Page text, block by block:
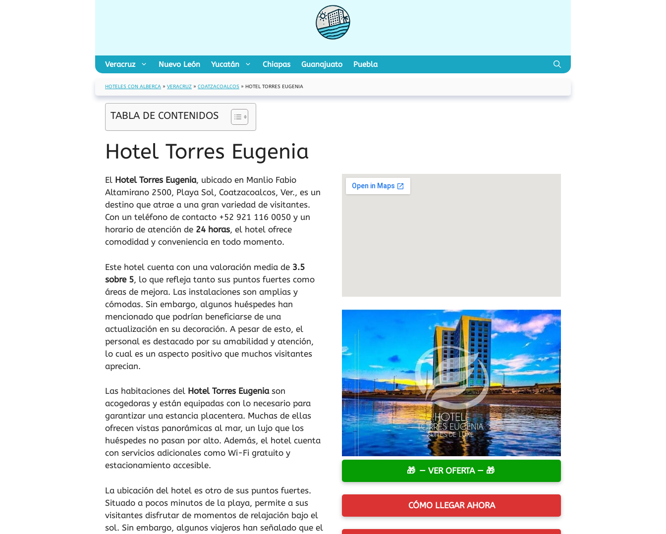
Veracruz Nuevo León Yucatán Chiapas Guanajuato Puebla
HOTELES CON ALBERCA » VERACRUZ » COATZACOALCOS » HOTEL TORRES EUGENIA
TABLA DE CONTENIDOS
Hotel Torres Eugenia
El Hotel Torres Eugenia, ubicado en Manlio Fabio
Altamirano 2500, Playa Sol, Coatzacoalcos, Ver., es un
destino que atrae a una gran variedad de visitantes.
Con un teléfono de contacto +52 921 116 0050 y un
horario de atención de 24 horas, el hotel ofrece
comodidad y conveniencia en todo momento.
Este hotel cuenta con una valoración media de 3.5
sobre 5, lo que refleja tanto sus puntos fuertes como
áreas de mejora. Las instalaciones son amplias y
cómodas. Sin embargo, algunos huéspedes han
mencionado que podrían beneficiarse de una
actualización en su decoración. A pesar de esto, el
personal es destacado por su amabilidad y atención,
lo cual es un aspecto positivo que muchos visitantes
aprecian.
Las habitaciones del Hotel Torres Eugeniason
acogedoras y están equipadas con lo necesario para
garantizar una estancia placentera. Muchas de ellas
ofrecen vistas panorámicas al mar, un lujo que los
huéspedes no pasan por alto. Además, el hotel cuenta
con servicios adicionales como Wi-Fi gratuito y
estacionamiento accesible.
La ubicación del hotel es otro de sus puntos fuertes.
Situado a pocos minutos de la playa, permite a sus
visitantes disfrutar de momentos de relajación bajo el
sol. Sin embargo, algunos viajeros han señalado que el
— VER OFERTA —
CÓMO LLEGAR AHORA